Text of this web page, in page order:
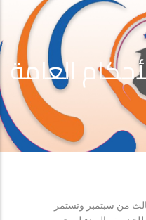
العامة
من سبتمبر وتستمر